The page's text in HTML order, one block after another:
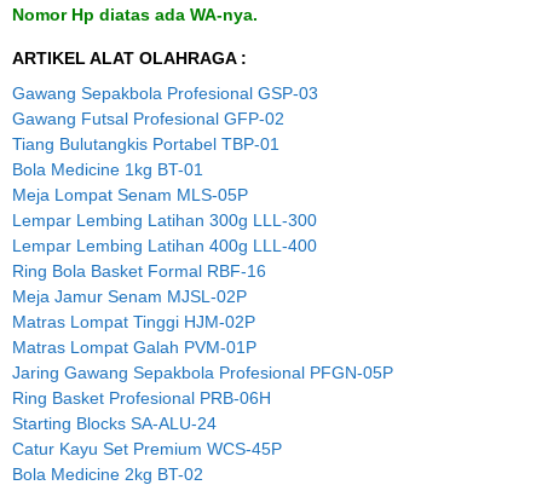
Nomor Hp diatas ada WA-nya.
ARTIKEL ALAT OLAHRAGA :
Gawang Sepakbola Profesional GSP-03
Gawang Futsal Profesional GFP-02
Tiang Bulutangkis Portabel TBP-01
Bola Medicine 1kg BT-01
Meja Lompat Senam MLS-05P
Lempar Lembing Latihan 300g LLL-300
Lempar Lembing Latihan 400g LLL-400
Ring Bola Basket Formal RBF-16
Meja Jamur Senam MJSL-02P
Matras Lompat Tinggi HJM-02P
Matras Lompat Galah PVM-01P
Jaring Gawang Sepakbola Profesional PFGN-05P
Ring Basket Profesional PRB-06H
Starting Blocks SA-ALU-24
Catur Kayu Set Premium WCS-45P
Bola Medicine 2kg BT-02